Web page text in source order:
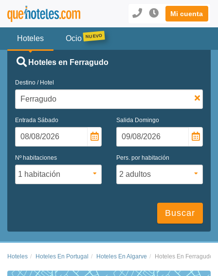
Mi cuenta
Hoteles Ocio
Hoteles en Ferragudo
Destino / Hotel
Entrada Sábado Salida Domingo
Nº habitaciones Pers. por habitación
Buscar
Hoteles Hoteles En Portugal Hoteles En Algarve Hoteles En Ferragudo